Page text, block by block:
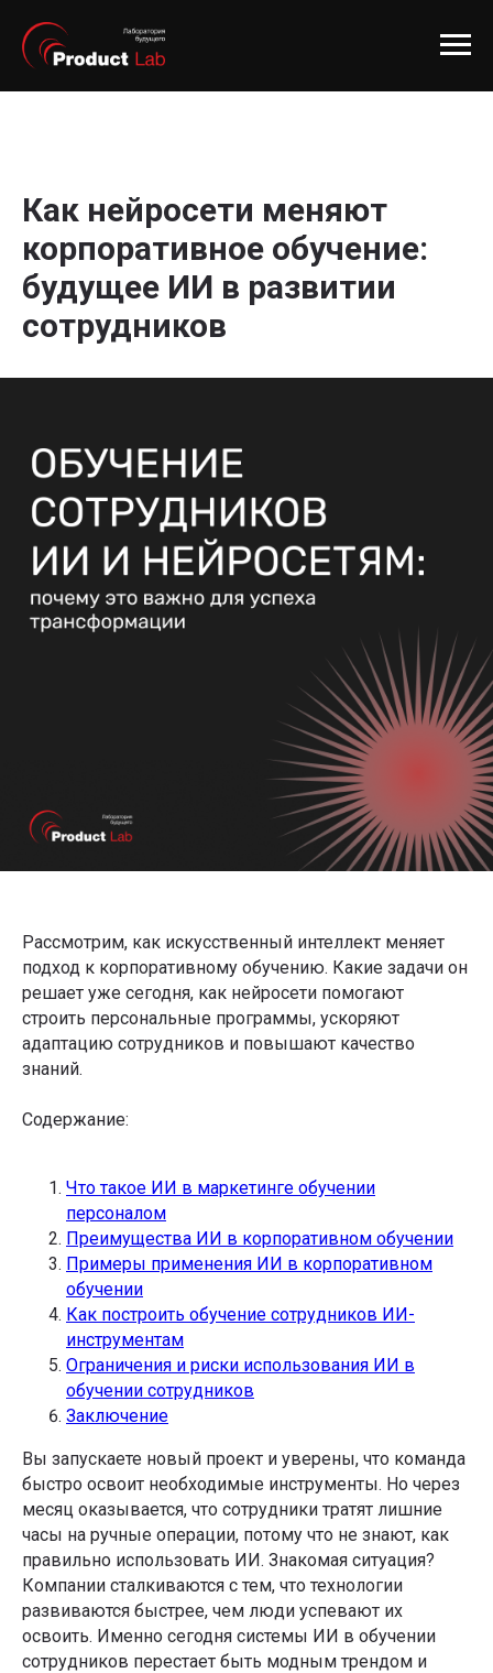
Как нейросети меняют
корпоративное обучение:
будущее ИИ в развитии
сотрудников
Рассмотрим, как искусственный интеллект меняет
подход к корпоративному обучению. Какие задачи он
решает уже сегодня, как нейросети помогают
строить персональные программы, ускоряют
адаптацию сотрудников и повышают качество
знаний.
Содержание:
Что такое ИИ в маркетинге обучении
персоналом
Преимущества ИИ в корпоративном обучении
Примеры применения ИИ в корпоративном
обучении
Как построить обучение сотрудников ИИ-
инструментам
Ограничения и риски использования ИИ в
обучении сотрудников
Заключение
Вы запускаете новый проект и уверены, что команда
быстро освоит необходимые инструменты. Но через
месяц оказывается, что сотрудники тратят лишние
часы на ручные операции, потому что не знают, как
правильно использовать ИИ. Знакомая ситуация?
Компании сталкиваются с тем, что технологии
развиваются быстрее, чем люди успевают их
освоить. Именно сегодня системы ИИ в обучении
сотрудников перестает быть модным трендом и